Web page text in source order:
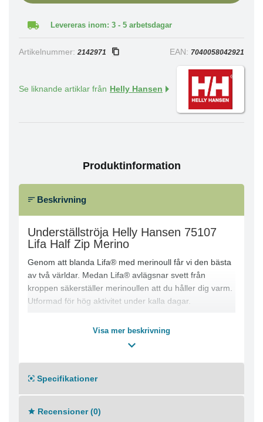
Levereras inom: 3 - 5 arbetsdagar
Artikelnummer: 2142971 EAN: 7040058042921
Se liknande artiklar från Helly Hansen
Produktinformation
Beskrivning
Underställströja Helly Hansen 75107
Lifa Half Zip Merino
Genom att blanda Lifa® med merinoull får vi den bästa
av två världar. Medan Lifa® avlägsnar svett från
kroppen säkerställer merinoullen att du håller dig varm.
Utformad för hög aktivitet under kalla dagar.
Lifa Stay Warm-teknik
Inga axelsömmar
ZQ Ull
Merinoull 57%
Visa mer beskrivning
Specifikationer
Recensioner (0)